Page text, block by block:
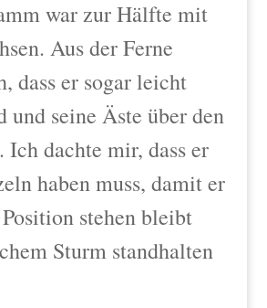
war zur Hälfte mit
Aus der Ferne
dass er sogar leicht
und seine Äste über den
Ich dachte mir, dass er
haben muss, damit er
stehen bleibt
Sturm standhalten